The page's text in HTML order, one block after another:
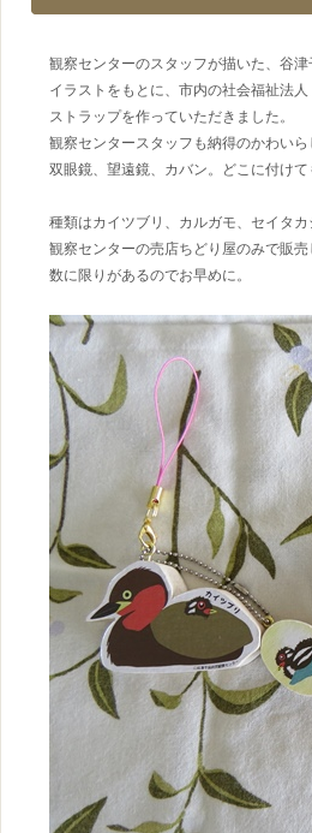
観察センターのスタッフが描いた、谷
イラストをもとに、市内の社会福祉法
ストラップを作っていただきました。
観察センタースタッフも納得のかわい
双眼鏡、望遠鏡、カバン。どこに付け
種類はカイツブリ、カルガモ、セイタカ
観察センターの売店ちどり屋のみで販売
数に限りがあるのでお早めに。